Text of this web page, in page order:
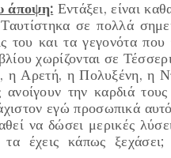
άποψη: Εντάξει, είναι
Ταυτίστηκα σε πολλά
του και τα γεγονότα
χωρίζονται σε
, ηΑρετή, ηΠολυξένη, η
ανοίγουν την καρδιά
εγώ προσωπικά
να δώσει μερικές
τα έχεις κάπως